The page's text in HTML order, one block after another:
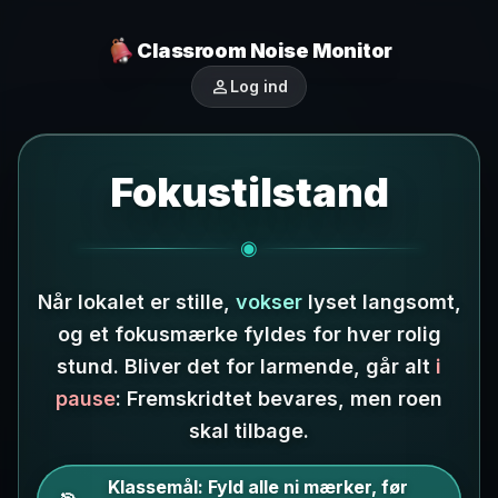
Classroom Noise Monitor
person Log ind
Fokustilstand
◉
Når lokalet er stille, vokserlyset langsomt,
og et fokusmærke fyldes for hver rolig
stund. Bliver det for larmende, går alt i
pause: Fremskridtet bevares, men roen
skal tilbage.
Klassemål: Fyld alle ni mærker, før